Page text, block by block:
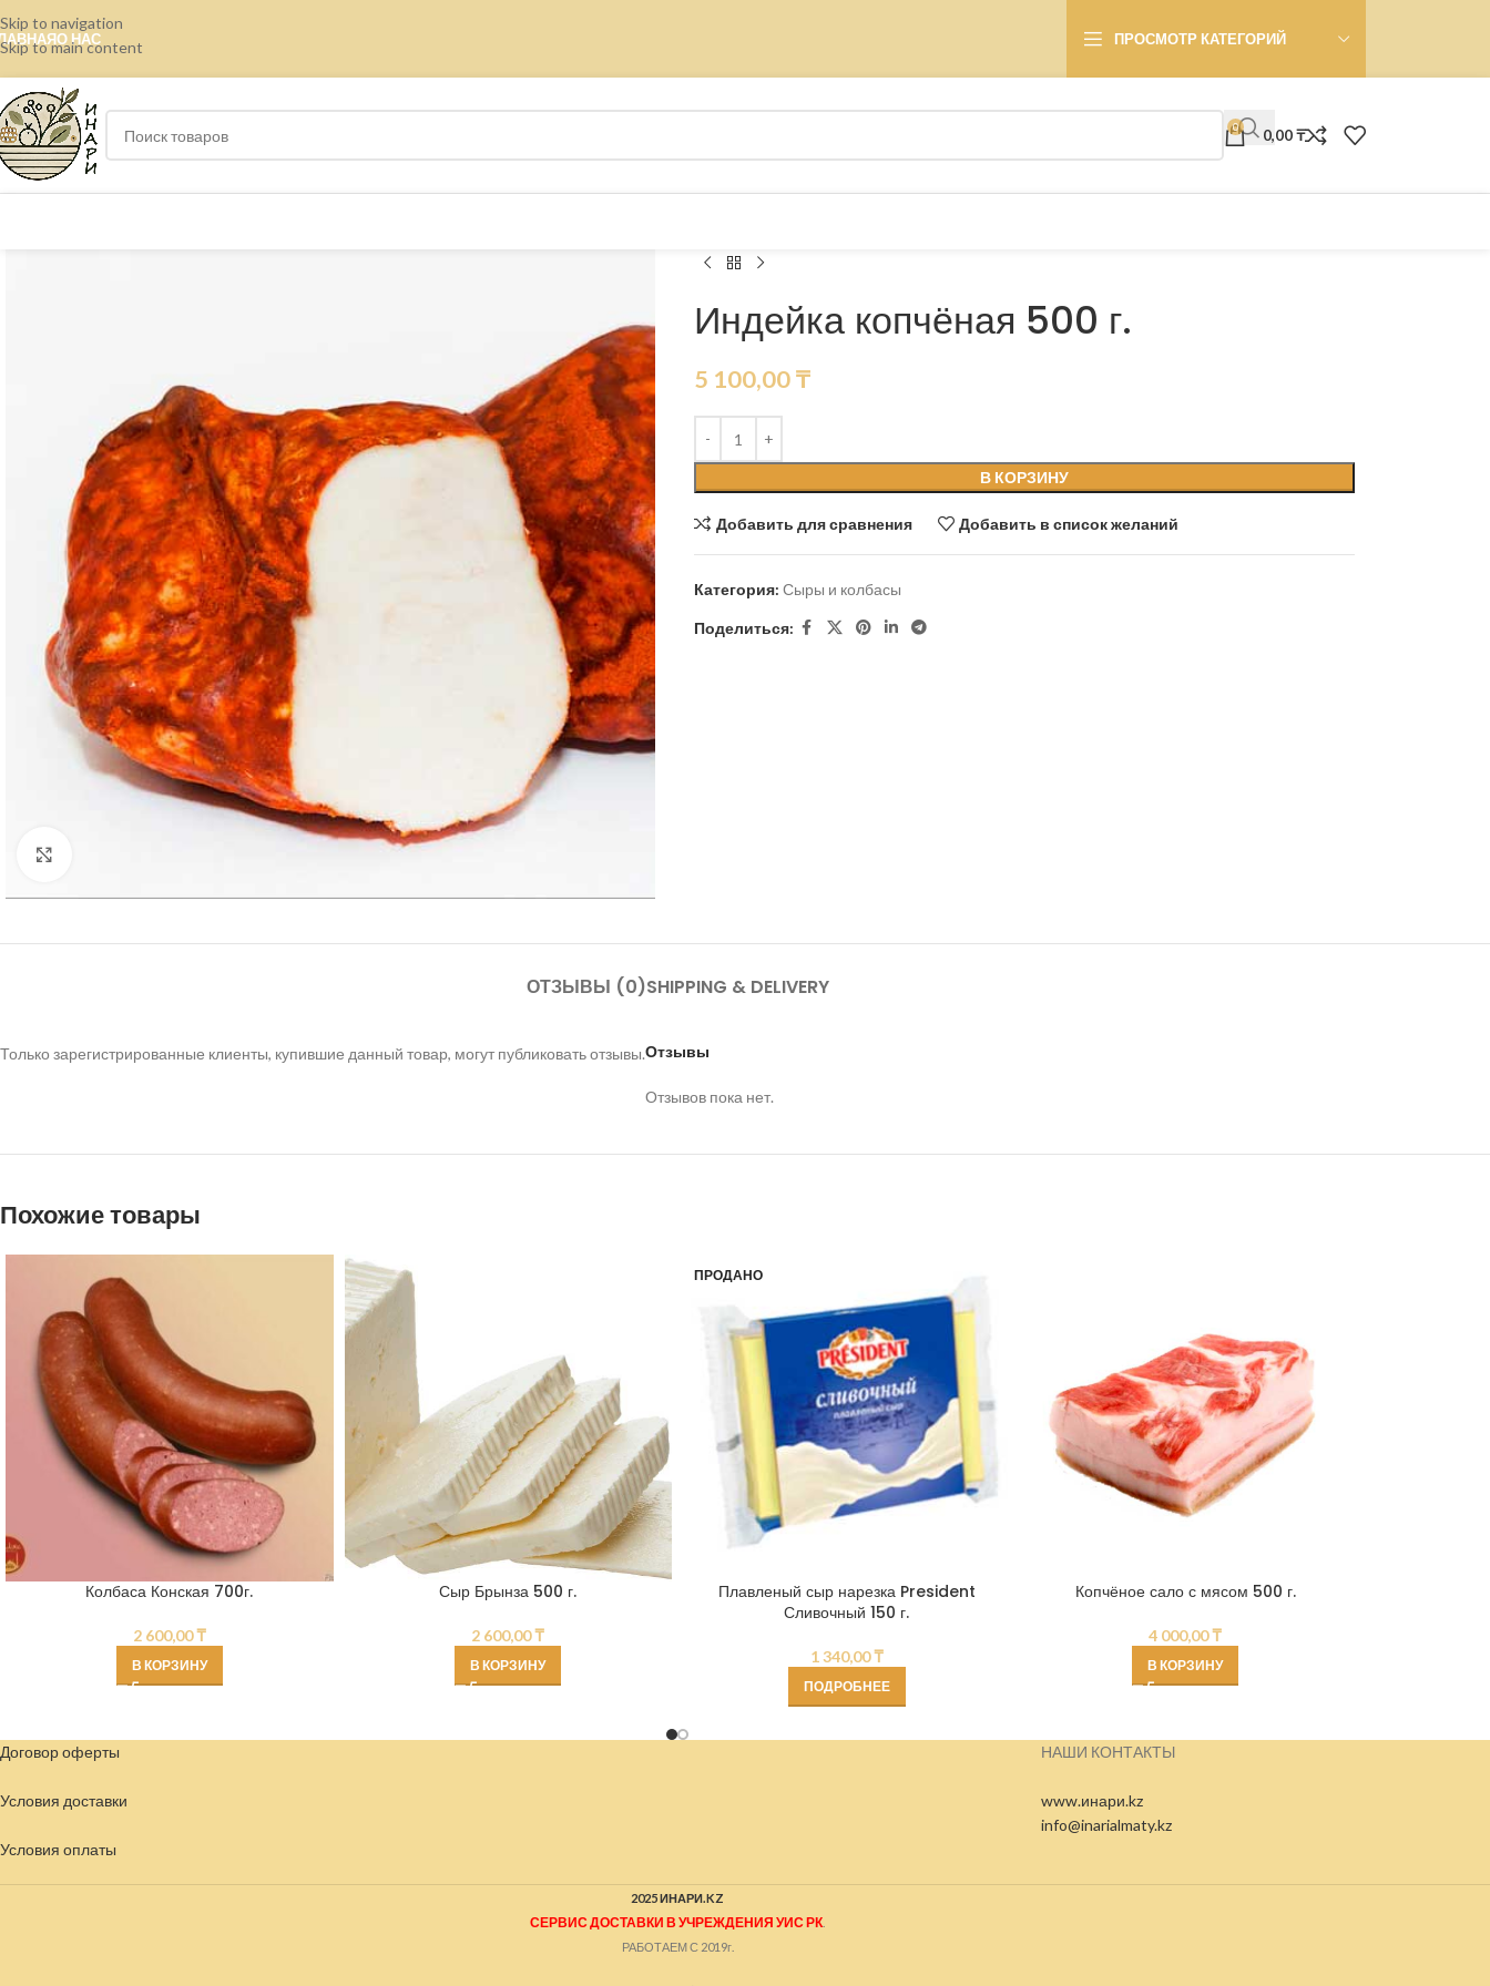
Skip to navigation
Skip to main content
О НАС ПРОСМОТР КАТЕГОРИЙ
0 0,00₸
Индейка копчёная 500 г.
5 100,00₸
В КОРЗИНУ
Добавить для сравнения Добавить в список желаний
Категория: Сыры и колбасы
Поделиться:
ОТЗЫВЫ (0)SHIPPING & DELIVERY
Отзывы
Отзывов пока нет.
Только зарегистрированные клиенты, купившие данный товар, могут публиковать отзывы.
Похожие товары
Колбаса Конская 700г.
2 600,00₸
В КОРЗИНУ
Сыр Брынза 500 г.
2 600,00₸
В КОРЗИНУ
ПРОДАНО
Плавленый сыр нарезка President
Сливочный 150 г.
1 340,00₸
ПОДРОБНЕЕ
Копчёное сало с мясом 500 г.
4 000,00₸
В КОРЗИНУ
Договор оферты
Условия доставки
Условия оплаты
НАШИ КОНТАКТЫ
www.инари.kz
info@inarialmaty.kz
2025 ИНАРИ.KZ
СЕРВИС ДОСТАВКИ В УЧРЕЖДЕНИЯ УИС РК
РАБОТАЕМ С 2019г.